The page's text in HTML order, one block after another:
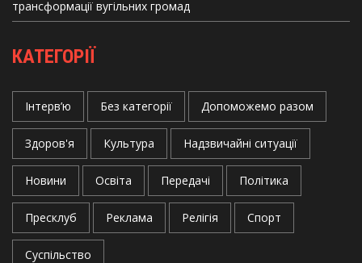
трансформації вугільних громад
КАТЕГОРІЇ
Інтерв’ю Без категорії Допоможемо разом
Здоров'я Культура Надзвичайні ситуації
Новини Освіта Передачі Політика
Пресклуб Реклама Релігія Спорт
Суспільство